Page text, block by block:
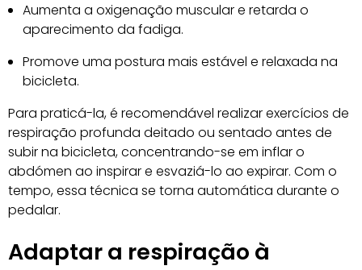
Aumenta a oxigenação muscular e retarda o
aparecimento da fadiga.
Promove uma postura mais estável e relaxada na
bicicleta.
Para praticá-la, é recomendável realizar exercícios de
respiração profunda deitado ou sentado antes de
subir na bicicleta, concentrando-se em inflar o
abdómen ao inspirar e esvaziá-lo ao expirar. Com o
tempo, essa técnica se torna automática durante o
pedalar.
Adaptar a respiração à